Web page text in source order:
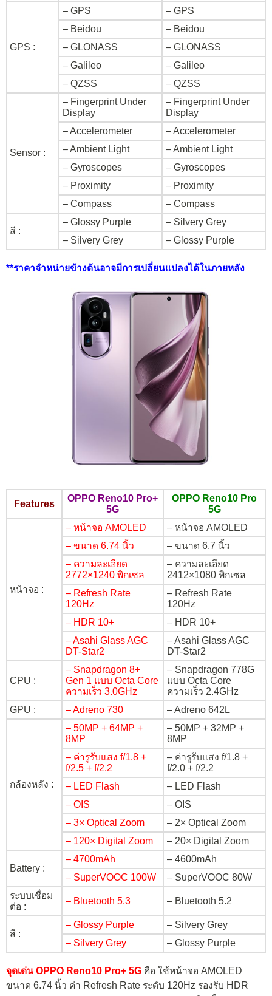
GPS :
– GPS
– GPS
– Beidou
– Beidou
– GLONASS
– GLONASS
– Galileo
– Galileo
– QZSS
– QZSS
Sensor :
– Fingerprint Under
Display
– Fingerprint Under
Display
– Accelerometer
– Accelerometer
– Ambient Light
– Ambient Light
– Gyroscopes
– Gyroscopes
– Proximity
– Proximity
– Compass
– Compass
สี :
– Glossy Purple
– Silvery Grey
– Silvery Grey
– Glossy Purple
**ราคาจำหน่ายข้างต้นอาจมีการเปลี่ยนแปลงได้ในภายหลัง
Features
OPPO Reno10 Pro+
5G
OPPO Reno10 Pro
5G
หน้าจอ :
– หน้าจอ AMOLED
– หน้าจอ AMOLED
– ขนาด 6.74 นิ้ว
– ขนาด 6.7 นิ้ว
– ความละเอียด
2772×1240 พิกเซล
– ความละเอียด
2412×1080 พิกเซล
– Refresh Rate
120Hz
– Refresh Rate
120Hz
– HDR 10+
– HDR 10+
– Asahi Glass AGC
DT-Star2
– Asahi Glass AGC
DT-Star2
CPU :
– Snapdragon 8+
Gen 1 แบบ Octa Core
ความเร็ว 3.0GHz
– Snapdragon 778G
แบบ Octa Core
ความเร็ว 2.4GHz
GPU :
– Adreno 730 – Adreno 642L
กล้องหลัง :
– 50MP + 64MP +
8MP
– 50MP + 32MP +
8MP
– ค่ารูรับแสง f/1.8 +
f/2.5 + f/2.2
– ค่ารูรับแสง f/1.8 +
f/2.0 + f/2.2
– LED Flash
– LED Flash
– OIS
– OIS
– 3× Optical Zoom
– 2× Optical Zoom
– 120× Digital Zoom
– 20× Digital Zoom
Battery :
– 4700mAh
– 4600mAh
– SuperVOOC 100W
– SuperVOOC 80W
ระบบเชื่อม
ต่อ :
– Bluetooth 5.3 – Bluetooth 5.2
สี :
– Glossy Purple
– Silvery Grey
– Silvery Grey
– Glossy Purple
จุดเด่น OPPO Reno10 Pro+ 5G คือ ใช้หน้าจอ AMOLED
ขนาด 6.74 นิ้ว ค่า Refresh Rate ระดับ 120Hz รองรับ HDR